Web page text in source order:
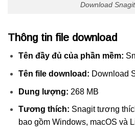
Download
Thông tin file download
Tên đầy đủ của phần mềm:
Tên file download: Download
Dung lượng: 268 MB
Tương thích: Snagit tương
bao gồm Windows, macOS và